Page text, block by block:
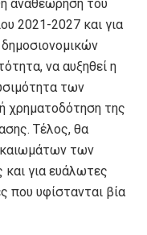
αναθεώρηση του
2021-2027 και για
να αυξηθεί η
των
χρηματοδότηση της
Τέλος, θα
των
για ευάλωτες
που υφίστανται βία